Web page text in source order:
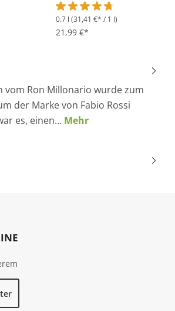
von 3.2 von 5 Sternen
Durchschnittliche
0.7 l (31,41 €* / 1 l)
21,99 €*
vom Ron Millonario wurde zum
der Marke von Fabio Rossi
es, einen… Mehr